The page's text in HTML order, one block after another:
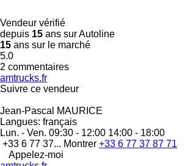
Vendeur vérifié
depuis 15 ans sur Autoline
15 ans sur le marché
5.0
2 commentaires
amtrucks.fr
Suivre ce vendeur
Jean-Pascal MAURICE
Langues: français
Lun. - Ven. 09:30 - 12:00 14:00 - 18:00
+33 6 77 37... Montrer +33 6 77 37 87 71
Appelez-moi